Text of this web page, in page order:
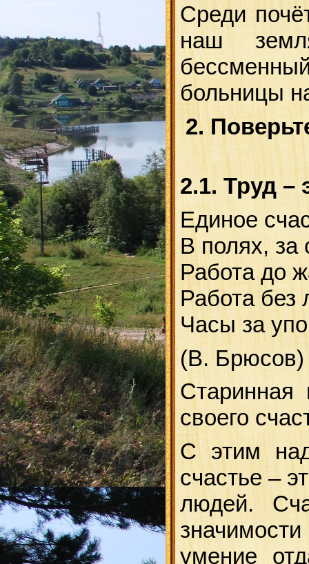
Среди
наш
больницы
2.
2.1. Труд –
Единое
В полях, за
Работа до
Работа без
Часы за
(В. Брюсов)
Старинная
своего
С этим
счастье –
людей.
умение